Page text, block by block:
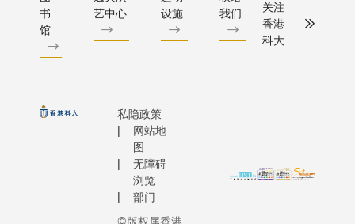
书
馆
艺中心
设施
我们
关注
香港
科大
私隐政策
网站地
图
无障碍
浏览
部门